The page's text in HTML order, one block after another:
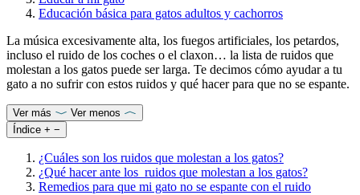
Educación básica para gatos adultos y cachorros
La música excesivamente alta, los fuegos artificiales, los petardos,
incluso el ruido de los coches o el claxon… la lista de ruidos que
molestan a los gatos puede ser larga. Te decimos cómo ayudar a tu
gato a no sufrir con estos ruidos y qué hacer para que no se espante.
Ver más
Ver menos
Índice + −
¿Cuáles son los ruidos que molestan a los gatos?
¿Qué hacer ante los ruidos que molestan a los gatos?
Remedios para que mi gato no se espante con el ruido